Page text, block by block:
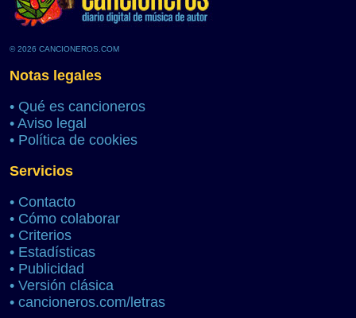
© 2026 CANCIONEROS.COM
Notas legales
• Qué es cancioneros
• Aviso legal
• Política de cookies
Servicios
• Contacto
• Cómo colaborar
• Criterios
• Estadísticas
• Publicidad
• Versión clásica
• cancioneros.com/letras